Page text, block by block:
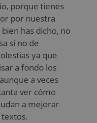
porque tienes
por nuestra
has dicho, no
si no de
ya que
a fondo los
a veces
ver cómo
a mejorar
textos.